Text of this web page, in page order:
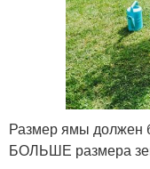
Размер ямы должен
БОЛЬШЕ размера